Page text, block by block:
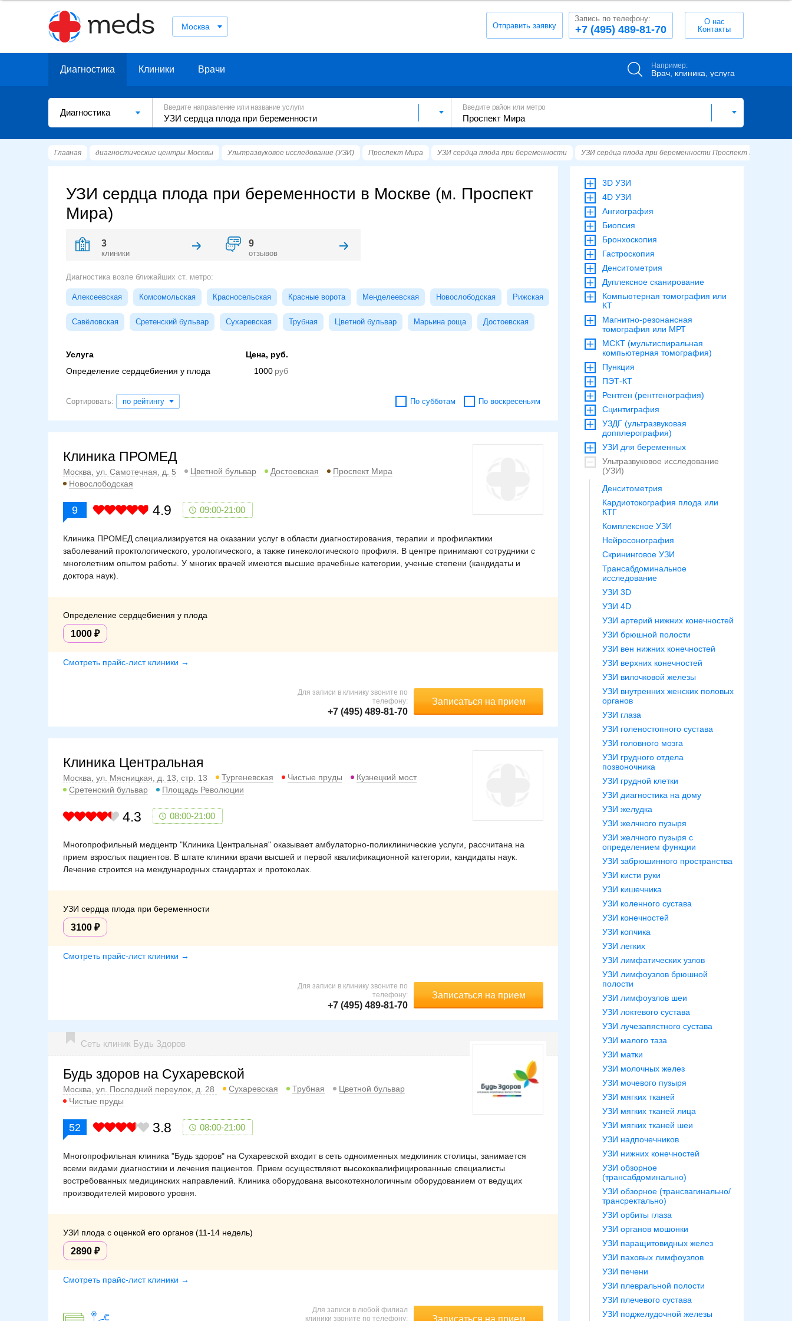
Москва Отправить заявку +7 (495) 489-81-70
Запись по телефону:
О нас
Контакты
Диагностика Клиники Врачи Например:
Врач, клиника, услуга
Диагностика
Введите направление или название услуги Введите район или метро
Главная диагностические центры Москвы Ультразвуковое исследование (УЗИ) Проспект Мира УЗИ сердца плода при беременности УЗИ сердца плода при беременности Проспект Мира
УЗИ сердца плода при беременности в Москве (м. Проспект
Мира)
3
клиники
9
отзывов
Диагностика возле ближайших ст. метро:
Алексеевская Комсомольская Красносельская Красные ворота Менделеевская Новослободская Рижская
Савёловская Сретенский бульвар Сухаревская Трубная Цветной бульвар Марьина роща Достоевская
Услуга
Цена, руб.
Определение сердцебиения у плода
1000
Сортировать: по рейтингу По субботам По воскресеньям
Клиника ПРОМЕД
Москва, ул. Самотечная, д. 5 Цветной бульвар Достоевская
Проспект Мира
Новослободская
9 4.9 09:00-21:00
Клиника ПРОМЕД специализируется на оказании услуг в области диагностирования, терапии и профилактики
заболеваний проктологического, урологического, а также гинекологического профиля. В центре принимают сотрудники с
многолетним опытом работы. У многих врачей имеются высшие врачебные категории, ученые степени (кандидаты и
доктора наук).
Определение сердцебиения у плода
1000
Смотреть прайс-лист клиники →
Записаться на прием
Для записи в клинику звоните по
телефону:
+7 (495) 489-81-70
Клиника Центральная
Москва, ул. Мясницкая, д. 13, стр. 13 Тургеневская Чистые пруды
Кузнецкий мост
Сретенский бульвар
Площадь Революции
4.3 08:00-21:00
Многопрофильный медцентр "Клиника Центральная" оказывает амбулаторно-поликлинические услуги, рассчитана на
прием взрослых пациентов. В штате клиники врачи высшей и первой квалификационной категории, кандидаты наук.
Лечение строится на международных стандартах и протоколах.
УЗИ сердца плода при беременности
3100
Смотреть прайс-лист клиники →
Записаться на прием
Для записи в клинику звоните по
телефону:
+7 (495) 489-81-70
Сеть клиник Будь Здоров
Будь здоров на Сухаревской
Москва, ул. Последний переулок, д. 28 Сухаревская Трубная
Цветной бульвар
Чистые пруды
52 3.8 08:00-21:00
Многопрофильная клиника "Будь здоров" на Сухаревской входит в сеть одноименных медклиник столицы, занимается
всеми видами диагностики и лечения пациентов. Прием осуществляют высококвалифицированные специалисты
востребованных медицинских направлений. Клиника оборудована высокотехнологичным оборудованием от ведущих
производителей мирового уровня.
УЗИ плода с оценкой его органов (11-14 недель)
2890
Смотреть прайс-лист клиники →
Записаться на прием
Для записи в любой филиал
клиники звоните по телефону:
3D УЗИ
4D УЗИ
Ангиография
Биопсия
Бронхоскопия
Гастроскопия
Денситометрия
Дуплексное сканирование
Компьютерная томография или
КТ
Магнитно-резонансная
томография или МРТ
МСКТ (мультиспиральная
компьютерная томография)
Пункция
ПЭТ-КТ
Рентген (рентгенография)
Сцинтиграфия
УЗДГ (ультразвуковая
допплерография)
УЗИ для беременных
Ультразвуковое исследование
(УЗИ)
Денситометрия
Кардиотокография плода или
КТГ
Комплексное УЗИ
Нейросонография
Скрининговое УЗИ
Трансабдоминальное
исследование
УЗИ 3D
УЗИ 4D
УЗИ артерий нижних конечностей
УЗИ брюшной полости
УЗИ вен нижних конечностей
УЗИ верхних конечностей
УЗИ вилочковой железы
УЗИ внутренних женских половых
органов
УЗИ глаза
УЗИ голеностопного сустава
УЗИ головного мозга
УЗИ грудного отдела
позвоночника
УЗИ грудной клетки
УЗИ диагностика на дому
УЗИ желудка
УЗИ желчного пузыря
УЗИ желчного пузыря с
определением функции
УЗИ забрюшинного пространства
УЗИ кисти руки
УЗИ кишечника
УЗИ коленного сустава
УЗИ конечностей
УЗИ копчика
УЗИ легких
УЗИ лимфатических узлов
УЗИ лимфоузлов брюшной
полости
УЗИ лимфоузлов шеи
УЗИ локтевого сустава
УЗИ лучезапястного сустава
УЗИ малого таза
УЗИ матки
УЗИ молочных желез
УЗИ мочевого пузыря
УЗИ мягких тканей
УЗИ мягких тканей лица
УЗИ мягких тканей шеи
УЗИ надпочечников
УЗИ нижних конечностей
УЗИ обзорное
(трансабдоминально)
УЗИ обзорное (трансвагинально/
трансректально)
УЗИ орбиты глаза
УЗИ органов мошонки
УЗИ паращитовидных желез
УЗИ паховых лимфоузлов
УЗИ печени
УЗИ плевральной полости
УЗИ плечевого сустава
УЗИ поджелудочной железы